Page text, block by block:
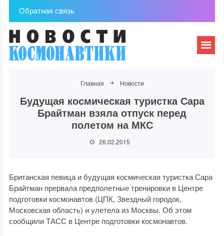
Обратная связь
Главная Новости
Будущая космическая туристка Сара
Брайтман взяла отпуск перед
полетом на МКС
26.02.2015
Британская певица и будущая космическая туристка Сара
Брайтман прервала предполетные тренировки в Центре
подготовки космонавтов (ЦПК, Звездный городок,
Московская область) и улетела из Москвы. Об этом
сообщили ТАСС в Центре подготовки космонавтов.